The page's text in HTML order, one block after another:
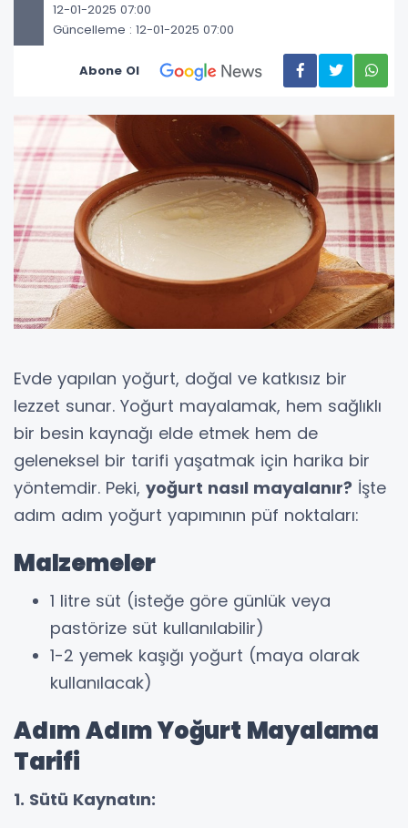
12-01-2025 07:00
Güncelleme : 12-01-2025 07:00
Abone Ol
Evde yapılan yoğurt, doğal ve katkısız bir
lezzet sunar. Yoğurt mayalamak, hem sağlıklı
bir besin kaynağı elde etmek hem de
geleneksel bir tarifi yaşatmak için harika bir
yöntemdir. Peki, yoğurt nasıl mayalanır? İşte
adım adım yoğurt yapımının püf noktaları:
Malzemeler
1 litre süt (isteğe göre günlük veya
pastörize süt kullanılabilir)
1-2 yemek kaşığı yoğurt (maya olarak
kullanılacak)
Adım Adım Yoğurt Mayalama
Tarifi
1. Sütü Kaynatın: